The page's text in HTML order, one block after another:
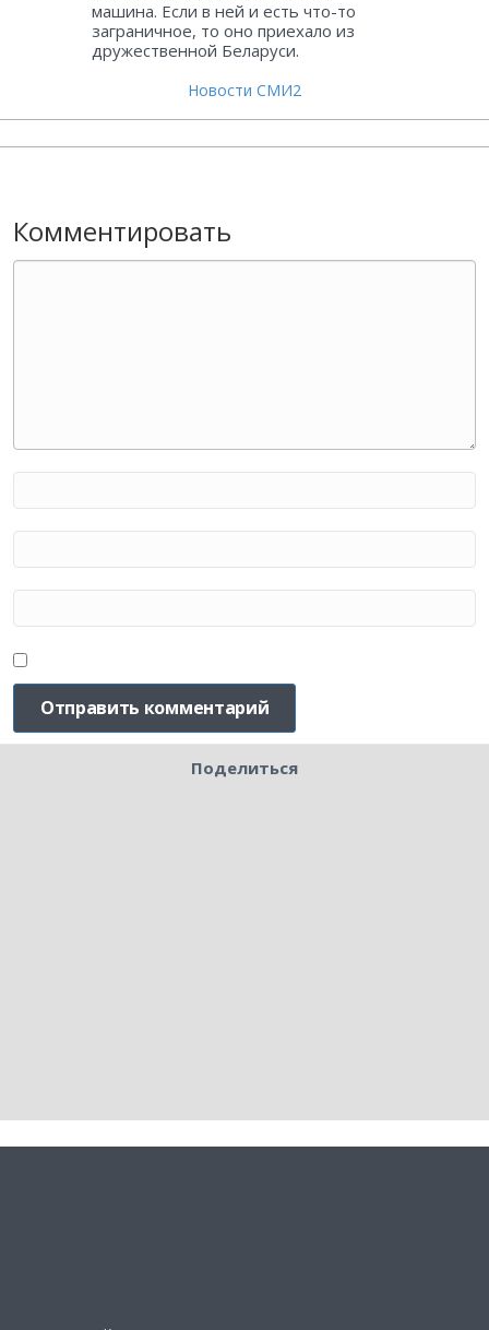
машина. Если в ней и есть что-то
заграничное, то оно приехало из
дружественной Беларуси.
Новости СМИ2
Комментировать
Поделиться